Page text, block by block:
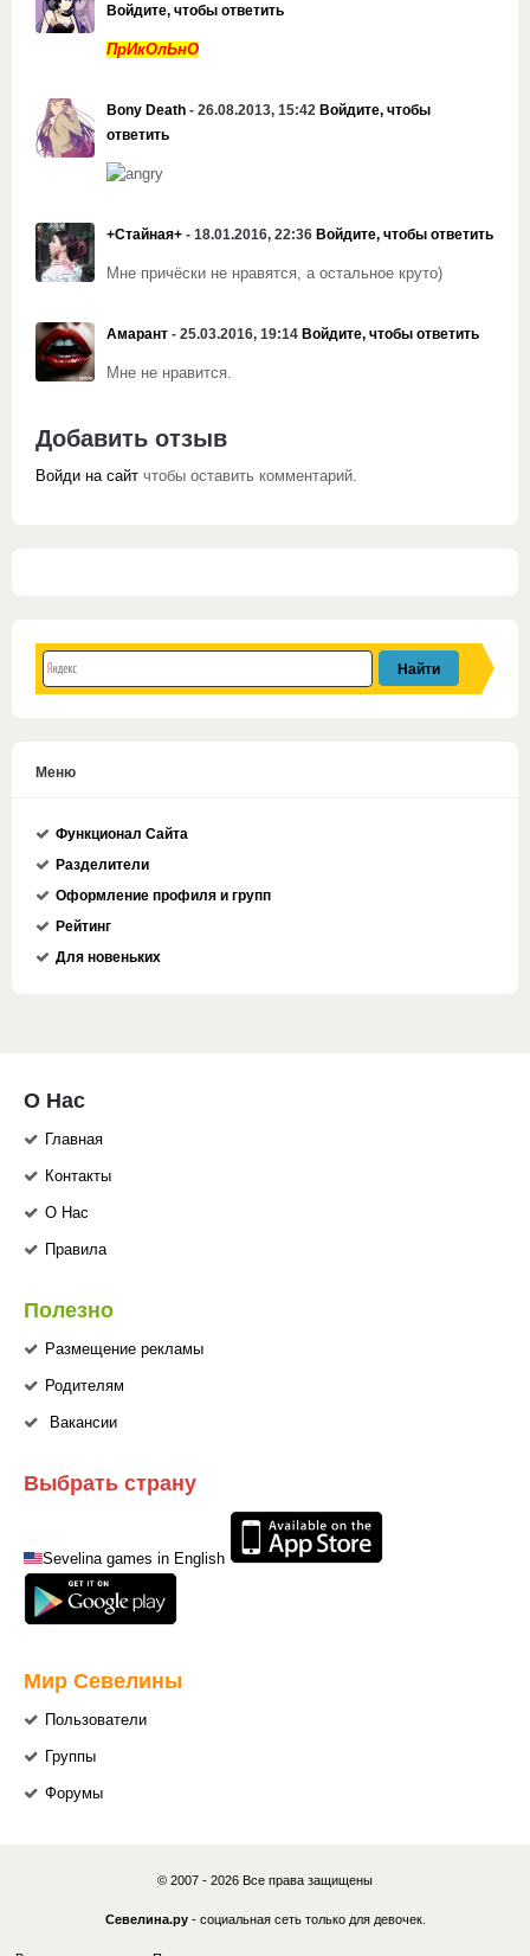
Войдите, чтобы ответить
ПрИкОлЬнО
Bony Death - 26.08.2013, 15:42 Войдите, чтобы
ответить
+Стайная+ - 18.01.2016, 22:36 Войдите, чтобы ответить
Мне причёски не нравятся, а остальное круто)
Амарант - 25.03.2016, 19:14 Войдите, чтобы ответить
Мне не нравится.
Добавить отзыв
Войди на сайт чтобы оставить комментарий.
Меню
Функционал Сайта
Разделители
Оформление профиля и групп
Рейтинг
Для новеньких
О Нас
Главная
Контакты
О Нас
Правила
Полезно
Размещение рекламы
Родителям
Вакансии
Выбрать страну
Sevelina games in English
Мир Севелины
Пользователи
Группы
Форумы
© 2007 - 2026 Все права защищены
Севелина.ру- социальная сеть только для девочек.